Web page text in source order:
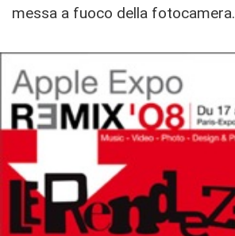
messa a fuoco della fotocamera.